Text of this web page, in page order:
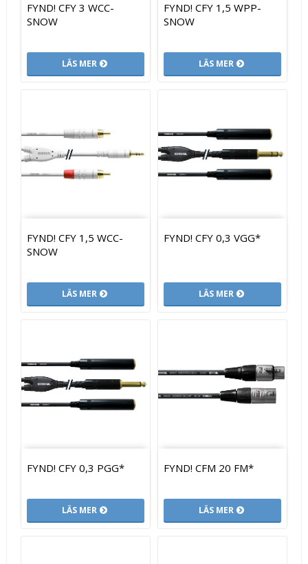
FYND! CFY 3 WCC-
SNOW
LÄS MER
FYND! CFY 1,5 WPP-
SNOW
LÄS MER
FYND! CFY 1,5 WCC-
SNOW
LÄS MER
FYND! CFY 0,3 VGG*
LÄS MER
FYND! CFY 0,3 PGG*
LÄS MER
FYND! CFM 20 FM*
LÄS MER